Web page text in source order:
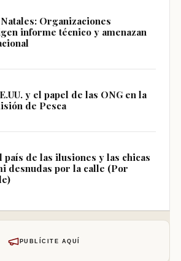
Organizaciones
informe técnico y amenazan
y el papel de las ONG en la
de Pesca
país de las ilusiones y las chicas
desnudas por la calle (Por
PUBLÍCITE AQUÍ